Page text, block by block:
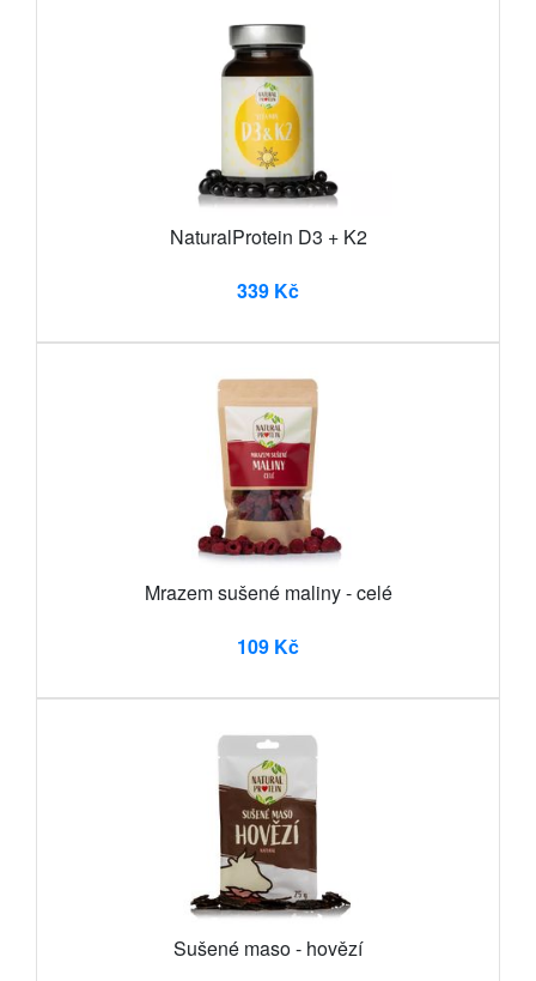
NaturalProtein D3 + K2
339 Kč
Mrazem sušené maliny - celé
109 Kč
Sušené maso - hovězí